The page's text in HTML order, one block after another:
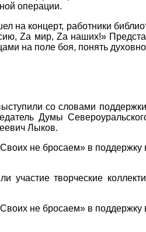
операции.
на концерт, работники
Zа мир, Zа наших!»
на поле боя, понять
со словами
Думы
Лыков.
участие творческие